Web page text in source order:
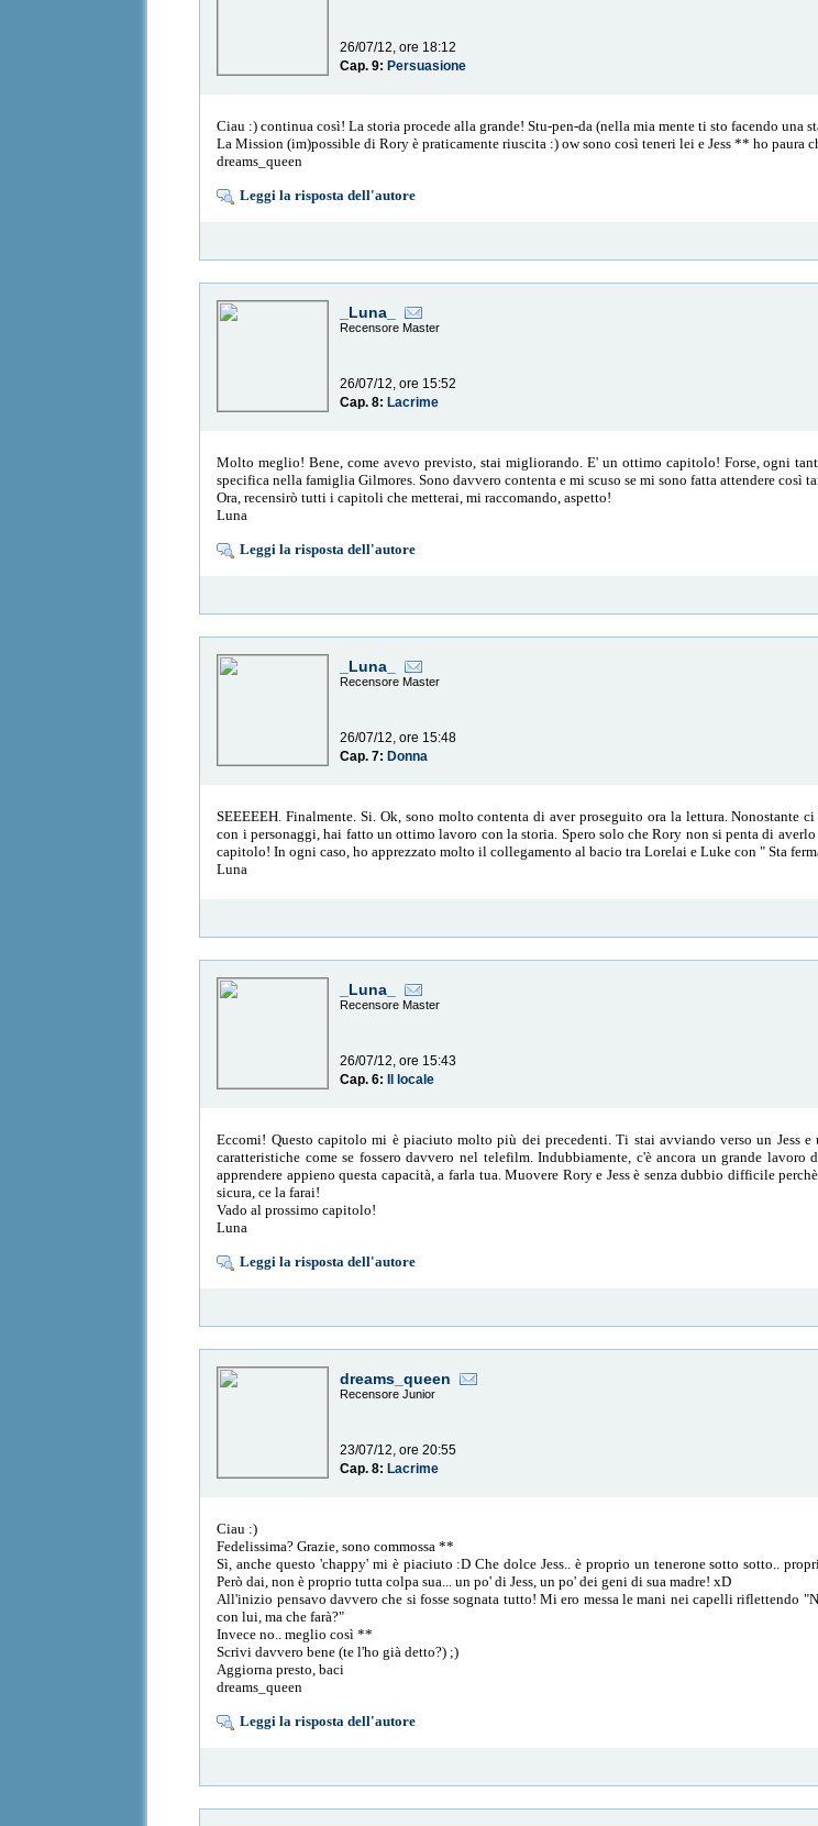
26/07/12, ore 18:12
Cap. 9: Persuasione
Ciau :) continua così! La storia procede alla grande! Stu-pen-da (nella mia mente ti sto facendo una
La Mission (im)possible di Rory è praticamente riuscita :) ow sono così teneri lei e Jess ** ho paura
dreams_queen
Leggi la risposta dell'autore
_Luna_
Recensore Master
26/07/12, ore 15:52
Cap. 8: Lacrime
Molto meglio! Bene, come avevo previsto, stai migliorando. E' un ottimo capitolo! Forse, ogni
specifica nella famiglia Gilmores. Sono davvero contenta e mi scuso se mi sono fatta attendere così
Ora, recensirò tutti i capitoli che metterai, mi raccomando, aspetto!
Luna
Leggi la risposta dell'autore
_Luna_
Recensore Master
26/07/12, ore 15:48
Cap. 7: Donna
SEEEEEH. Finalmente. Si. Ok, sono molto contenta di aver proseguito ora la lettura. Nonostante
con i personaggi, hai fatto un ottimo lavoro con la storia. Spero solo che Rory non si penta di
capitolo! In ogni caso, ho apprezzato molto il collegamento al bacio tra Lorelai e Luke con " Sta
Luna
_Luna_
Recensore Master
26/07/12, ore 15:43
Cap. 6:
Il locale
Eccomi! Questo capitolo mi è piaciuto molto più dei precedenti. Ti stai avviando verso un Jess
caratteristiche come se fossero davvero nel telefilm. Indubbiamente, c'è ancora un grande
apprendere appieno questa capacità, a farla tua. Muovere Rory e Jess è senza dubbio difficile
sicura, ce la farai!
Vado al prossimo capitolo!
Luna
Leggi la risposta dell'autore
dreams_queen
Recensore Junior
23/07/12, ore 20:55
Cap. 8: Lacrime
Ciau :)
Fedelissima? Grazie, sono commossa **
Sì, anche questo 'chappy' mi è piaciuto :D Che dolce Jess.. è proprio un tenerone sotto sotto..
Però dai, non è proprio tutta colpa sua... un po' di Jess, un po' dei geni di sua madre! xD
All'inizio pensavo davvero che si fosse sognata tutto! Mi ero messa le mani nei capelli riflettendo
con lui, ma che farà?"
Invece no.. meglio così **
Scrivi davvero bene (te l'ho già detto?) ;)
Aggiorna presto, baci
dreams_queen
Leggi la risposta dell'autore